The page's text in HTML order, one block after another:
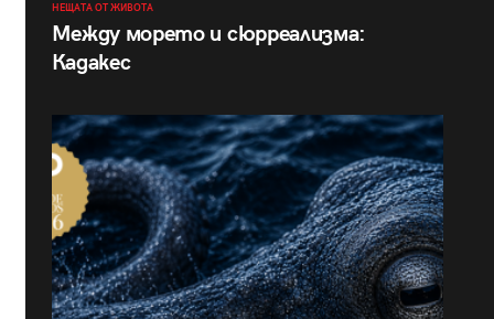
НЕЩАТА ОТ ЖИВОТА
Между морето и сюрреализма:
Кадакес